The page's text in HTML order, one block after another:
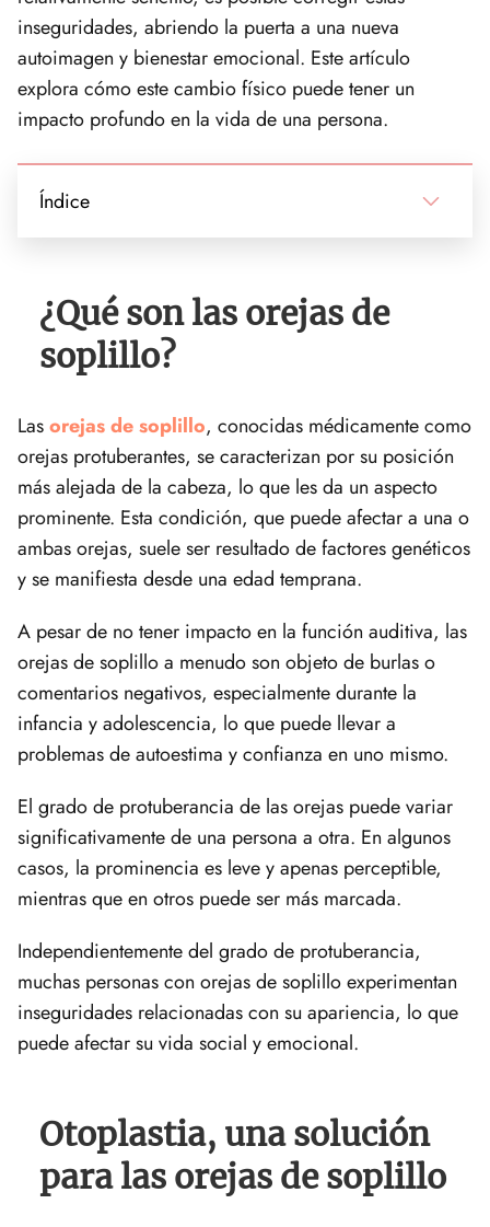
inseguridades, abriendo la puerta a una nueva
autoimagen y bienestar emocional. Este artículo
explora cómo este cambio físico puede tener un
impacto profundo en la vida de una persona.
Índice
¿Qué son las orejas de
soplillo?
Lasorejas de soplillo, conocidas médicamente como
orejas protuberantes, se caracterizan por su posición
más alejada de la cabeza, lo que les da un aspecto
prominente. Esta condición, que puede afectar a una o
ambas orejas, suele ser resultado de factores genéticos
y se manifiesta desde una edad temprana.
A pesar de no tener impacto en la función auditiva, las
orejas de soplillo a menudo son objeto de burlas o
comentarios negativos, especialmente durante la
infancia y adolescencia, lo que puede llevar a
problemas de autoestima y confianza en uno mismo.
El grado de protuberancia de las orejas puede variar
significativamente de una persona a otra. En algunos
casos, la prominencia es leve y apenas perceptible,
mientras que en otros puede ser más marcada.
Independientemente del grado de protuberancia,
muchas personas con orejas de soplillo experimentan
inseguridades relacionadas con su apariencia, lo que
puede afectar su vida social y emocional.
Otoplastia, una solución
para las orejas de soplillo